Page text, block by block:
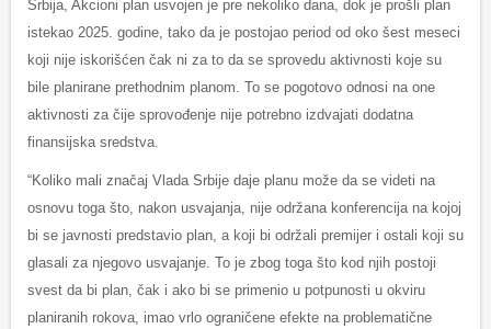
Srbija, Akcioni plan usvojen je pre nekoliko dana, dok je prošli plan
istekao 2025. godine, tako da je postojao period od oko šest meseci
koji nije iskorišćen čak ni za to da se sprovedu aktivnosti koje su
bile planirane prethodnim planom. To se pogotovo odnosi na one
aktivnosti za čije sprovođenje nije potrebno izdvajati dodatna
finansijska sredstva.
“Koliko mali značaj Vlada Srbije daje planu može da se videti na
osnovu toga što, nakon usvajanja, nije održana konferencija na kojoj
bi se javnosti predstavio plan, a koji bi održali premijer i ostali koji su
glasali za njegovo usvajanje. To je zbog toga što kod njih postoji
svest da bi plan, čak i ako bi se primenio u potpunosti u okviru
planiranih rokova, imao vrlo ograničene efekte na problematične